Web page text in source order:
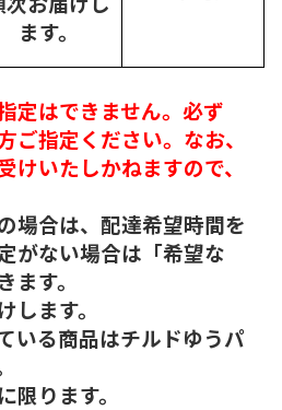
ます。
定はできません。必ず
ご指定ください。なお、
けいたしかねますので、
場合は、配達希望時間を
がない場合は「希望な
ます。
ます。
いる商品はチルドゆうパ
ります。